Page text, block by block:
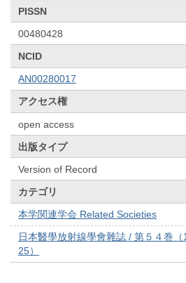
PISSN
00480428
NCID
AN00280017
アクセス権
open access
出版タイプ
Version of Record
カテゴリ
本学関連学会 Related Societies
日本醫學放射線學會雜誌 / 第５４巻
25）